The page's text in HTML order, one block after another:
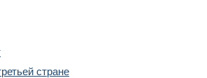
стране